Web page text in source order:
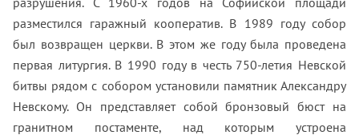
разместился гаражный кооператив. В 1989 году собор
был возвращен церкви. В этом же году была проведена
первая литургия. В 1990 году в честь 750-летия Невской
битвы рядом с собором установили памятник Александру
Невскому. Он представляет собой бронзовый бюст на
гранитном постаменте, над которым устроена